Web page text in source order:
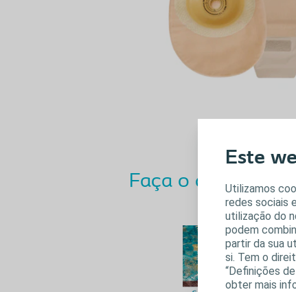
Este
Utilizamos
redes sociais
utilização do
podem
partir da sua
si. Tem o
“Definições
obter mais
Faça o download